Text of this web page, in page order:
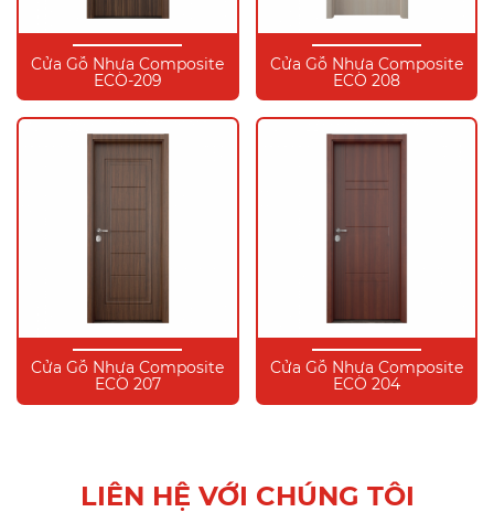
Cửa Gỗ Nhựa Composite
ECO-209
Cửa Gỗ Nhựa Composite
ECO 208
Cửa Gỗ Nhựa Composite
ECO 207
Cửa Gỗ Nhựa Composite
ECO 204
LIÊN HỆ VỚI CHÚNG TÔI